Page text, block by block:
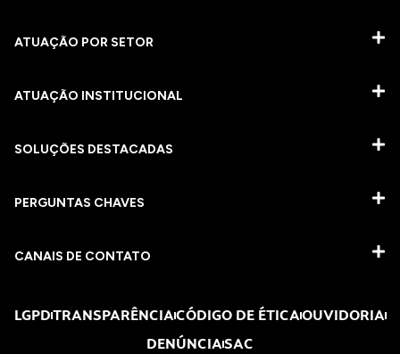
ATUAÇÃO POR SETOR
ATUAÇÃO INSTITUCIONAL
SOLUÇÕES DESTACADAS
PERGUNTAS CHAVES​
CANAIS DE CONTATO
LGPDTRANSPARÊNCIACÓDIGO DE ÉTICAOUVIDORIA
DENÚNCIASAC